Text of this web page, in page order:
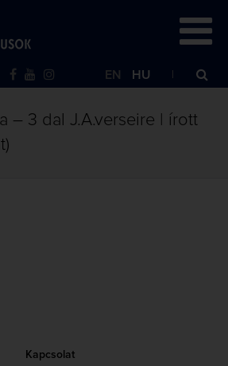
EN HU
– 3 dal J.A.verseire | írott
Kapcsolat